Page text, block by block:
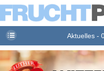
Aktuelles -